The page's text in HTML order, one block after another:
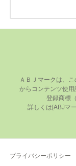
ＡＢＪマークは、
からコンテンツ使
登録商標
プライバシーポリシー